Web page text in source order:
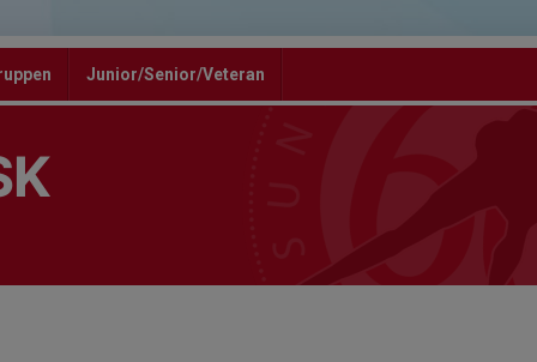
Junior/Senior/Veteran